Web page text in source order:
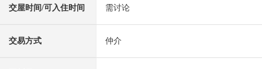
交屋时间/可入住时间 需讨论
交易方式 仲介